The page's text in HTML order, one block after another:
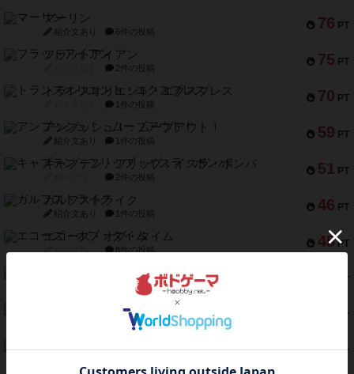
76 PT
マーリン
紹介文あり 6件の投稿
75 PT
フラットアイアン
2件の投稿
70 PT
トランスオリエント・エクスプレス
1件の投稿
59 PT
アンブッシュ！：ムーブアウト！
紹介文あり 1件の投稿
51 PT
キャプテン・フリップ：イスラ・ボンバ
2件の投稿
46 PT
ガルフストライク
紹介文あり 1件の投稿
45 PT
エコーズ・オブ・タイム
8件の投稿
PT
12件の投稿
PT
1件の投稿
45 PT